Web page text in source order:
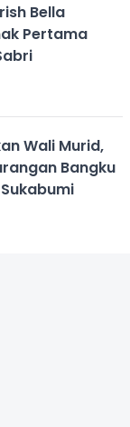
Bella
Pertama
Wali Murid,
Bangku